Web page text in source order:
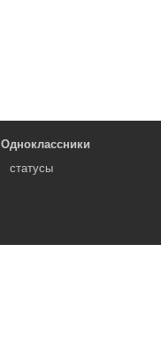
Одноклассники
статусы